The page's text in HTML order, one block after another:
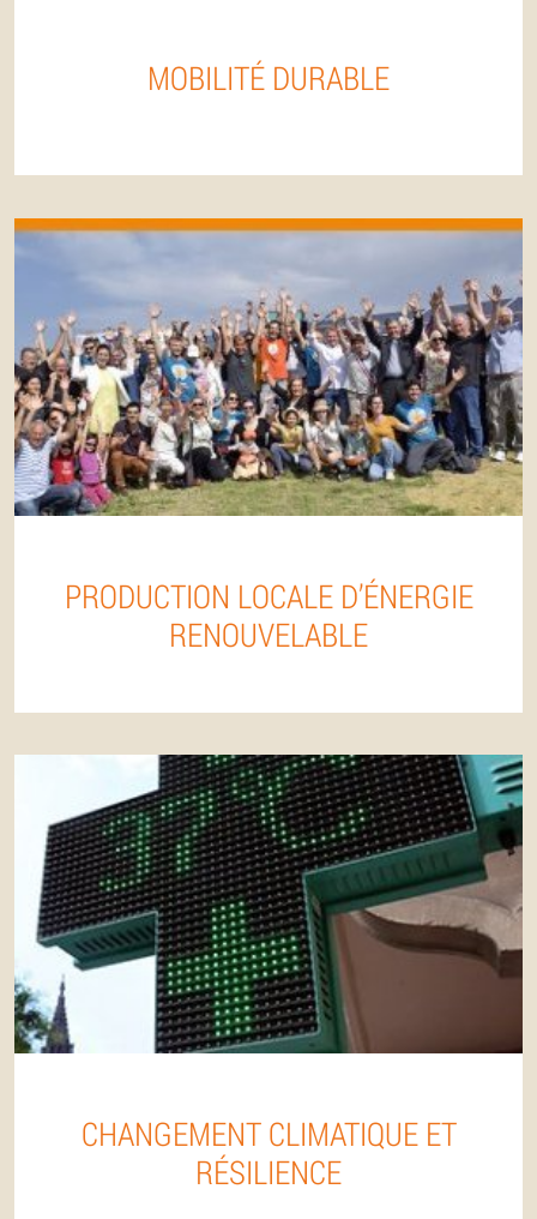
MOBILITÉ DURABLE
PRODUCTION LOCALE D’ÉNERGIE
RENOUVELABLE
CHANGEMENT CLIMATIQUE ET
RÉSILIENCE